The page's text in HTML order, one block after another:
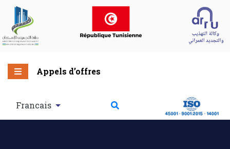
Appels d’offres
Francais